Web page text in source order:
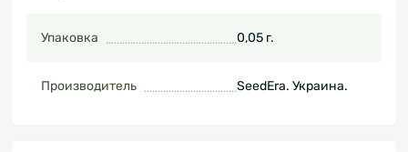
Упаковка 0,05 г.
Производитель SeedEra. Украина.